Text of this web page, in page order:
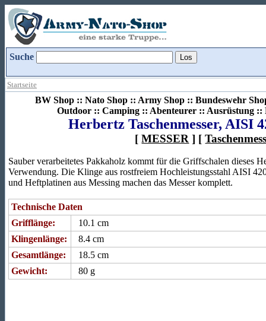
Suche
Startseite
BW Shop :: Nato Shop :: Army Shop :: Bundeswehr
Outdoor :: Camping :: Abenteurer :: Ausrüstung ::
Herbertz Taschenmesser, AISI
[MESSER ] [
Sauber verarbeitetes Pakkaholz kommt für die Griffschalen dieses
Verwendung. Die Klinge aus rostfreiem Hochleistungsstahl AISI
und Heftplatinen aus Messing machen das Messer komplett.
Technische Daten
Grifflänge:
10.1 cm
Klingenlänge:
8.4 cm
Gesamtlänge:
18.5 cm
Gewicht:
80 g